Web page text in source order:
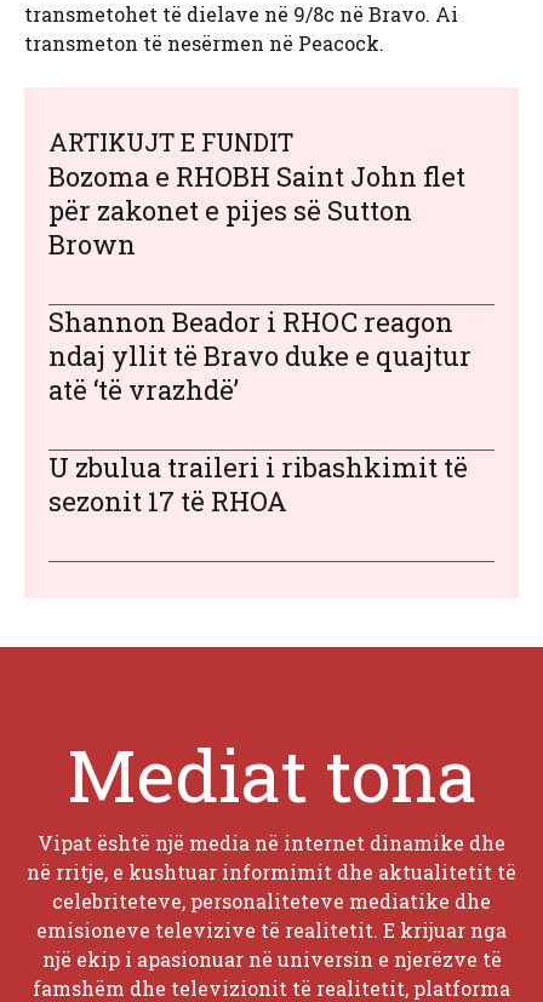
transmetohet të dielave në 9/8c në Bravo. Ai
transmeton të nesërmen në Peacock.
ARTIKUJT E FUNDIT
Bozoma e RHOBH Saint John flet
për zakonet e pijes së Sutton
Brown
Shannon Beador i RHOC reagon
ndaj yllit të Bravo duke e quajtur
atë ‘të vrazhdë’
U zbulua traileri i ribashkimit të
sezonit 17 të RHOA
Mediat tona
Vipat është një media në internet dinamike dhe
në rritje, e kushtuar informimit dhe aktualitetit të
celebriteteve, personaliteteve mediatike dhe
emisioneve televizive të realitetit. E krijuar nga
një ekip i apasionuar në universin e njerëzve të
famshëm dhe televizionit të realitetit, platforma